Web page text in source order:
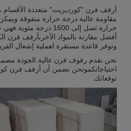
أرفف فرن "كورديريت" متعددة
مقاومة عالية درجة حرارة متفوقة
حرارة تصل إلى 1600
أفضل مقارنة بالمواد الأخرىأرفف فرن
وتوفر قاعدة مستقرة لعملية إشعال
نحن نقدم رفوف فرن عالية الجودة
احتياجاتكمونحن نضمن أن أرفف فرن
توقعاتك.